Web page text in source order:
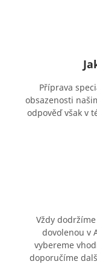
Příprava
obsazenosti
odpověď však v
Vždy
dovolenou v
vybereme
doporučíme